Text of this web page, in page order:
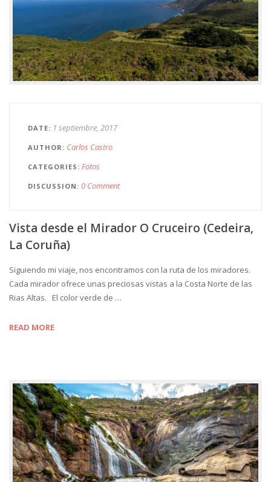
DATE 1 septiembre, 2017
AUTHOR Carlos Castro
CATEGORIES Fotos
DISCUSSION 0 Comment
Vista desde el Mirador O Cruceiro (Cedeira,
La Coruña)
Siguiendo mi viaje, nos encontramos con la ruta de los miradores.
Cada mirador ofrece unas preciosas vistas a la Costa Norte de las
Rias Altas. El color verde de …
READ MORE